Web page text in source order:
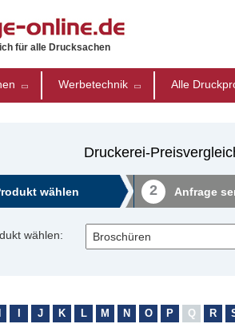
für alle Drucksachen
Werbetechnik Alle
Druckerei-
wählen 2 Anfrage
wählen:
J K L M N O P Q R